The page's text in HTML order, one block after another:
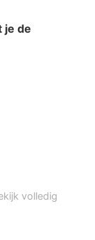
je de
volledig